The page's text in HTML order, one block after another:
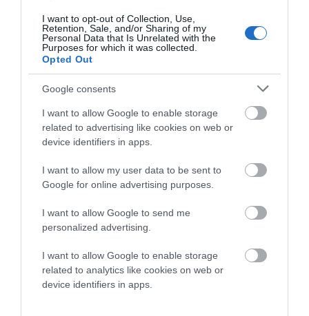
I want to opt-out of Collection, Use,
Retention, Sale, and/or Sharing of my
Personal Data that Is Unrelated with the
Purposes for which it was collected.
Opted Out
Google consents
I want to allow Google to enable storage
related to advertising like cookies on web or
device identifiers in apps.
I want to allow my user data to be sent to
Google for online advertising purposes.
I want to allow Google to send me
personalized advertising.
I want to allow Google to enable storage
related to analytics like cookies on web or
device identifiers in apps.
Προτεινόμενα άρθρα
ΡΑΦΗΝΑ ΣΤΟ «ΤΕΛΕΥΤΑΙΟ ΜΠΑΡΚΟ» ΤΟΥ
ΚΑΠΕΤΑΝ ΑΝΤΩΝΗ ΒΙΔΑΛΗ
Η Φιλαρμονική του Μουσικού Συλλόγου Άνδρου τίμησε
τον μοναδικό Γιώργο Κατσαρό
Απαράδεκτη εμπειρία στη Ραφήνα. Φωτογραφίες από
βίντεο εκείνης της ώρας…